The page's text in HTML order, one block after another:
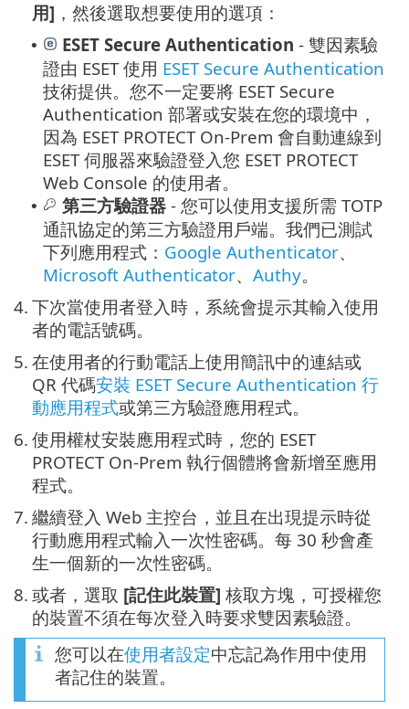
用] ，然後選取想要使用的選項：
• ESET Secure Authentication - 雙因素驗
證由 ESET 使用 ESET Secure Authentication
技術提供。您不一定要將 ESET Secure
Authentication 部署或安裝在您的環境中，
因為 ESET PROTECT On-Prem 會自動連線到
ESET 伺服器來驗證登入您 ESET PROTECT
Web Console 的使用者。
• 第三方驗證器 - 您可以使用支援所需 TOTP
通訊協定的第三方驗證用戶端。我們已測試
下列應用程式： Google Authenticator、
Microsoft Authenticator、 Authy。
4. 下次當使用者登入時，系統會提示其輸入使用
者的電話號碼。
5. 在使用者的行動電話上使用簡訊中的連結或
QR 代碼安裝 ESET Secure Authentication 行
動應用程式或第三方驗證應用程式。
6. 使用權杖安裝應用程式時，您的 ESET
PROTECT On-Prem 執行個體將會新增至應用
程式。
7. 繼續登入 Web 主控台，並且在出現提示時從
行動應用程式輸入一次性密碼。每 30 秒會產
生一個新的一次性密碼。
8. 或者，選取 [記住此裝置] 核取方塊，可授權您
的裝置不須在每次登入時要求雙因素驗證。
您可以在使用者設定中忘記為作用中使用
者記住的裝置。